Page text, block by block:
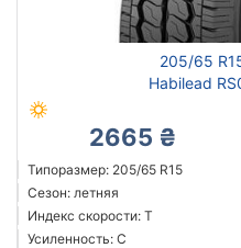
205/65
Habilead
2665 ₴
Типоразмер: 205/65 R15
Сезон: летняя
Индекс скорости: T
Усиленность: C